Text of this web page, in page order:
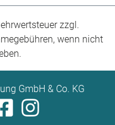
zzgl.
wenn nicht
GmbH & Co. KG